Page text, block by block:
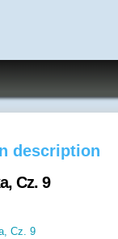
description
Cz. 9
Cz. 9